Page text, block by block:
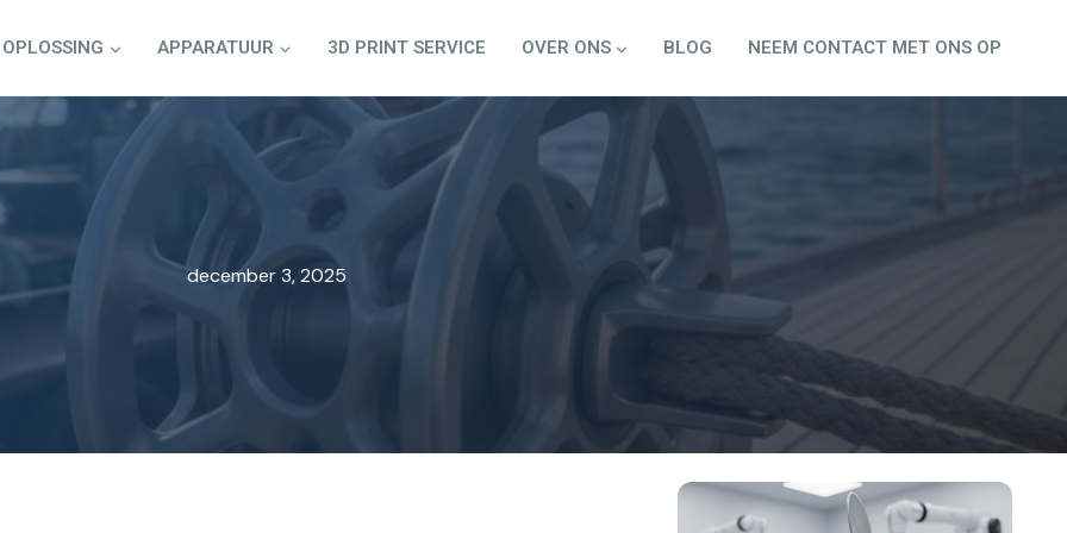
OPLOSSING APPARATUUR 3D PRINT SERVICE OVER ONS BLOG NEEM CONTACT MET ONS OP
december 3, 2025